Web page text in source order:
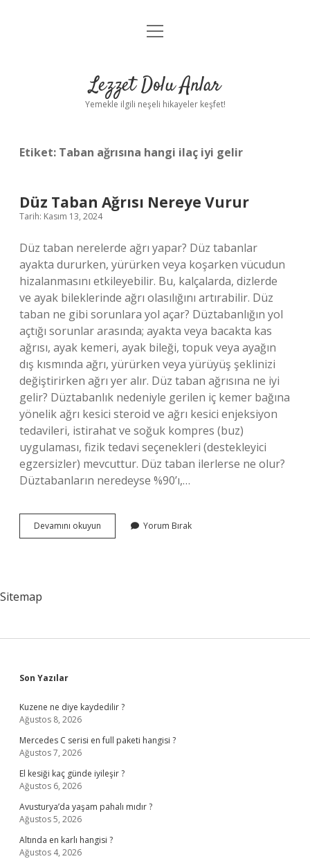
Anasayfa
Yasal Uyarı
menüyü
Lezzet Dolu Anlar
Yemekle ilgili neşeli hikayeler keşfet!
Etiket: Taban ağrısına hangi ilaç iyi gelir
Düz Taban Ağrısı Nereye Vurur
Tarih: Kasım 13, 2024
Düz taban nerelerde ağrı yapar? Düz tabanlar
ayakta dururken, yürürken veya koşarken vücudun
hizalanmasını etkileyebilir. Bu, kalçalarda, dizlerde
ve ayak bileklerinde ağrı olasılığını artırabilir. Düz
taban ne gibi sorunlara yol açar? Düztabanlığın yol
açtığı sorunlar arasında; ayakta veya bacakta kas
ağrısı, ayak kemeri, ayak bileği, topuk veya ayağın
dış kısmında ağrı, yürürken veya yürüyüş şeklinizi
değiştirirken ağrı yer alır. Düz taban ağrısına ne iyi
gelir? Düztabanlık nedeniyle gerilen iç kemer bağına
yönelik ağrı kesici steroid ve ağrı kesici enjeksiyon
tedavileri, istirahat ve soğuk kompres (buz)
uygulaması, fizik tedavi seçenekleri (destekleyici
egzersizler) mevcuttur. Düz taban ilerlerse ne olur?
Düztabanların neredeyse %90’ı,…
Devamını okuyun
Taban
Yorum Bırak
Sitemap
Sidebar
Son Yazılar
Kuzene ne diye kaydedilir ?
Ağustos 8, 2026
Mercedes C serisi en full paketi hangisi ?
Ağustos 7, 2026
El kesiği kaç günde iyileşir ?
Ağustos 6, 2026
Avusturya’da yaşam pahalı mıdır ?
Ağustos 5, 2026
Altında en karlı hangisi ?
Ağustos 4, 2026